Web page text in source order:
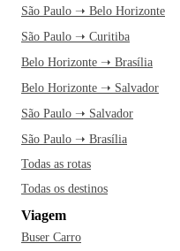
São Paulo ➝ Belo Horizonte
São Paulo ➝ Curitiba
Belo Horizonte ➝ Brasília
Belo Horizonte ➝ Salvador
São Paulo ➝ Salvador
São Paulo ➝ Brasília
Todas as rotas
Todas os destinos
Viagem
Buser Carro